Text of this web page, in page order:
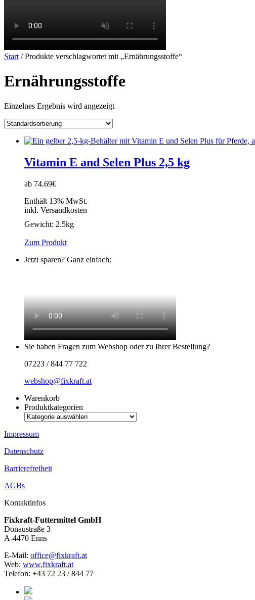
Start / Produkte verschlagwortet mit „Ernährungsstoffe“
Ernährungsstoffe
Einzelnes Ergebnis wird angezeigt
Vitamin E and Selen Plus 2,5 kg
ab 74.69€
Enthält 13% MwSt.
inkl. Versandkosten
Gewicht: 2.5kg
Zum Produkt
Jetzt sparen? Ganz einfach:
Sie haben Fragen zum Webshop oder zu Ihrer Bestellung?
07223 / 844 77 722
webshop@fixkraft.at
Warenkorb
Produktkategorien
Impressum
Datenschutz
Barrierefreiheit
AGBs
Kontaktinfos
Fixkraft-Futtermittel GmbH
Donaustraße 3
A-4470 Enns
E-Mail: office@fixkraft.at
Web: www.fixkraft.at
Telefon: +43 72 23 / 844 77